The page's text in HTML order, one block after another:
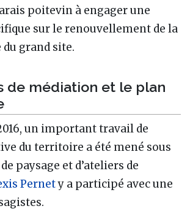
poitevin à engager une
sur le renouvellement de la
grand site.
de médiation et le plan
un important travail de
du territoire a été mené sous
paysage et d’ateliers de
Pernety a participé avec une